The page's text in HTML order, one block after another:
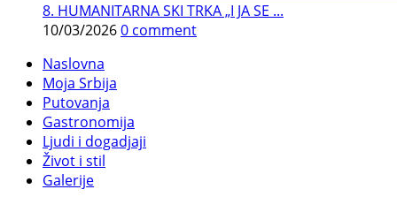
8. HUMANITARNA SKI TRKA „I JA SE ...
10/03/20260 comment
Naslovna
Moja Srbija
Putovanja
Gastronomija
Ljudi i dogadjaji
Život i stil
Galerije